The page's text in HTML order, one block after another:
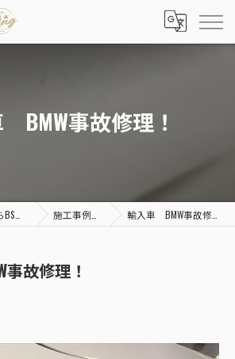
BMW事故修理！
施工事例一覧 輸入車 BMW事故修理！
故修理！